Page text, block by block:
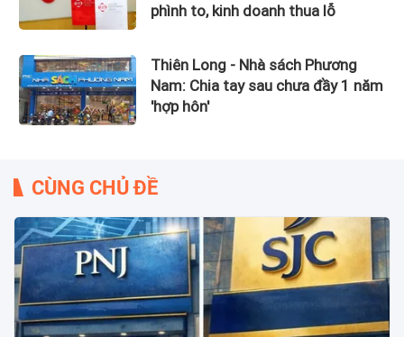
phình to, kinh doanh thua lỗ
Thiên Long - Nhà sách Phương
Nam: Chia tay sau chưa đầy 1 năm
'hợp hôn'
CÙNG CHỦ ĐỀ